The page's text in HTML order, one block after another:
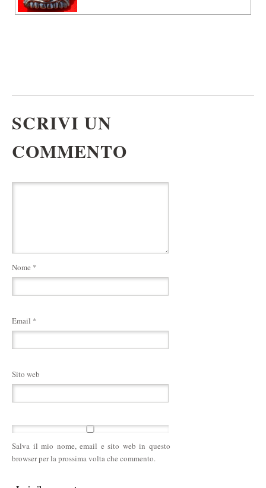
SCRIVI UN
COMMENTO
Nome *
Email *
Sito web
Salva il mio nome, email e sito web in questo
browser per la prossima volta che commento.